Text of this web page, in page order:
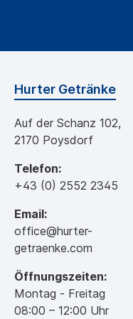
Hurter Getränke
Auf der Schanz 102,
2170 Poysdorf
Telefon:
+43 (0) 2552 2345
Email:
office@hurter-
getraenke.com
Öffnungszeiten:
Montag - Freitag
08:00 – 12:00 Uhr